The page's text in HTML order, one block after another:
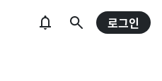
로그인